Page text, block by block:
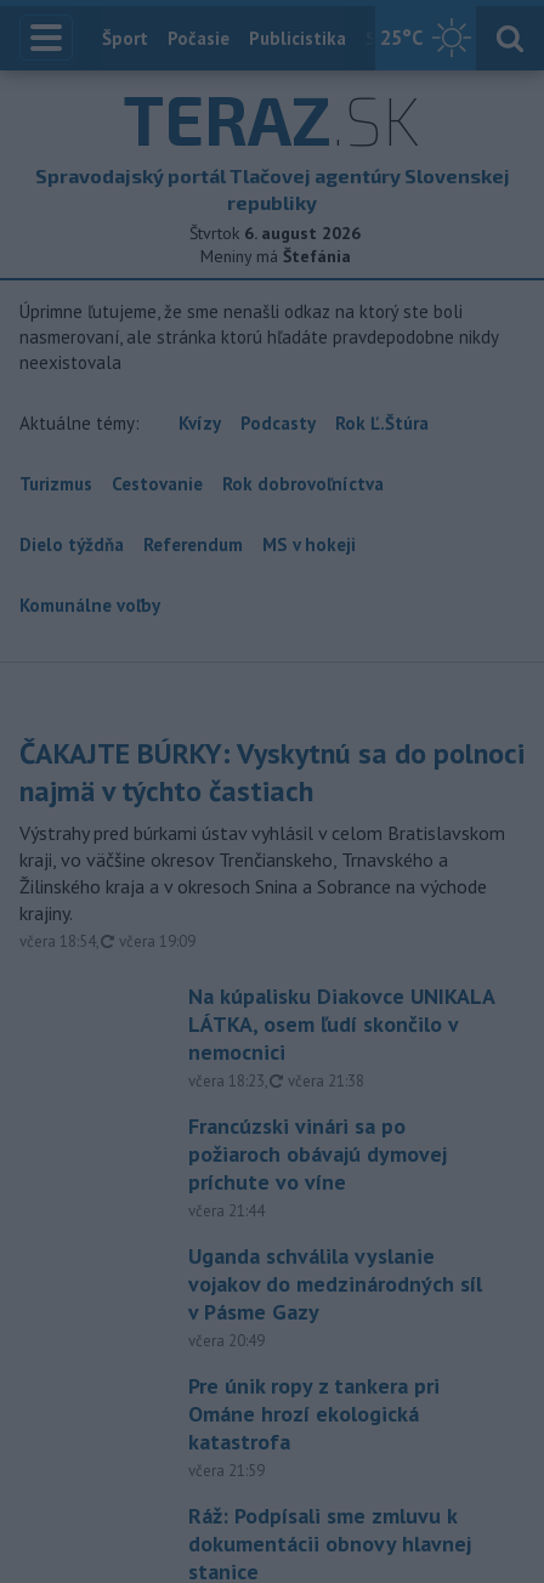
25°C
Index
Šport Počasie Publicistika Slovensko
TERAZ.SK
Spravodajský portál Tlačovej agentúry Slovenskej
republiky
Štvrtok 6. august 2026
Meniny má Štefánia
Úprimne ľutujeme, že sme nenašli odkaz na ktorý ste boli
nasmerovaní, ale stránka ktorú hľadáte pravdepodobne nikdy
neexistovala
Aktuálne témy: Kvízy Podcasty Rok Ľ.Štúra
Turizmus Cestovanie Rok dobrovoľníctva
Dielo týždňa Referendum MS v hokeji
Komunálne voľby
ČAKAJTE BÚRKY: Vyskytnú sa do polnoci
najmä v týchto častiach
Výstrahy pred búrkami ústav vyhlásil v celom Bratislavskom
kraji, vo väčšine okresov Trenčianskeho, Trnavského a
Žilinského kraja a v okresoch Snina a Sobrance na východe
krajiny.
včera 18:54, aktualizované
včera 19:09
Na kúpalisku Diakovce UNIKALA
LÁTKA, osem ľudí skončilo v
nemocnici
včera 18:23, aktualizované
včera 21:38
Francúzski vinári sa po
požiaroch obávajú dymovej
príchute vo víne
včera 21:44
Uganda schválila vyslanie
vojakov do medzinárodných síl
v Pásme Gazy
včera 20:49
Pre únik ropy z tankera pri
Ománe hrozí ekologická
katastrofa
včera 21:59
Ráž: Podpísali sme zmluvu k
dokumentácii obnovy hlavnej
stanice